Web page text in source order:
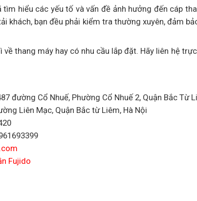
tìm hiểu các yếu tố và vấn đề ảnh hưởng đến cáp
khách, bạn đều phải kiểm tra thường xuyên, đảm
về thang máy hay có nhu cầu lắp đặt. Hãy liên hệ
đường Cổ Nhuế, Phường Cổ Nhuế 2, Quận Bắc Từ
Liên Mạc, Quận Bắc từ Liêm, Hà Nội
Fujido